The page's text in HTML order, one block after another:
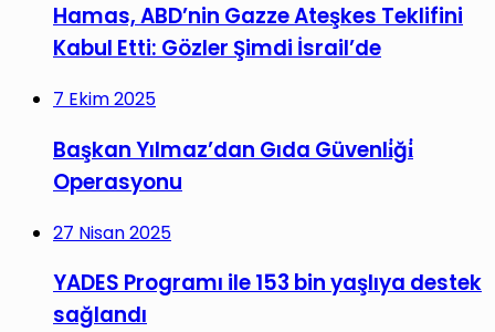
Hamas, ABD’nin Gazze Ateşkes Teklifini
Kabul Etti: Gözler Şimdi İsrail’de
7 Ekim 2025
Başkan Yılmaz’dan Gıda Güvenli̇ği̇
Operasyonu
27 Nisan 2025
YADES Programı ile 153 bin yaşlıya destek
sağlandı